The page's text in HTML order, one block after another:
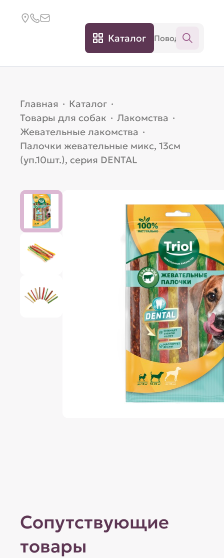
Каталог
Главная · Каталог ·
Товары для собак · Лакомства ·
Жевательные лакомства ·
Палочки жевательные микс, 13см
(уп.10шт.), серия DENTAL
Сопутствующие
товары